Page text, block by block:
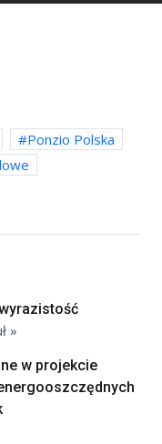
Ponzio Polska
»
w projekcie